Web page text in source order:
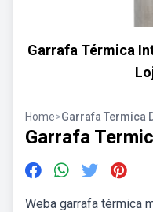
Garrafa Térmica
Home>Garrafa Termica
Garrafa
Weba garrafa térmica